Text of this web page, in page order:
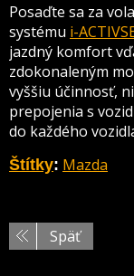
Posaďte sa za
systému i-
jazdný komfort
zdokonaleným
vyššiu účinnosť,
prepojenia s
do každého
Štítky: Mazda
Späť